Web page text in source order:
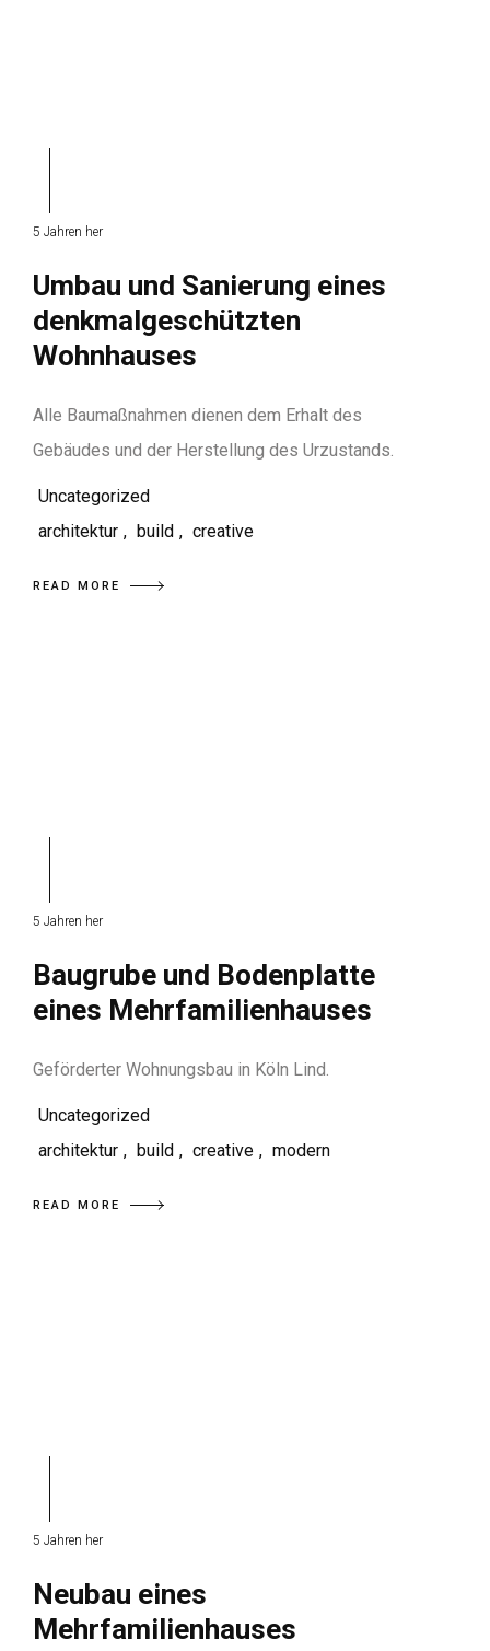
5 Jahren her
Umbau und Sanierung eines
denkmalgeschützten
Wohnhauses
Alle Baumaßnahmen dienen dem Erhalt des
Gebäudes und der Herstellung des Urzustands.
Uncategorized
architektur , build , creative
READ MORE
5 Jahren her
Baugrube und Bodenplatte
eines Mehrfamilienhauses
Geförderter Wohnungsbau in Köln Lind.
Uncategorized
architektur , build , creative , modern
READ MORE
5 Jahren her
Neubau eines
Mehrfamilienhauses